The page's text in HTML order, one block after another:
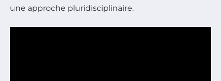
une approche pluridisciplinaire.